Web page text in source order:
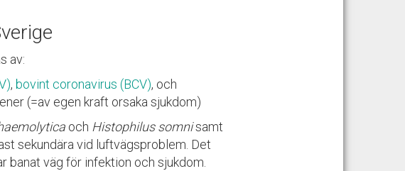
av:
, bovint coronavirus (BCV), och
(=av egen kraft orsaka sjukdom)
och Histophilus somnisamt
sekundära vid luftvägsproblem. Det
banat väg för infektion och sjukdom.